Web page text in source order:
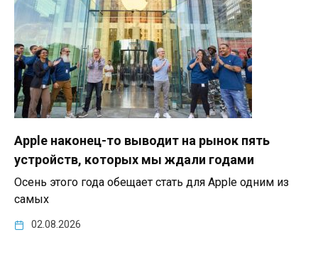
Apple наконец-то выводит на рынок пять
устройств, которых мы ждали годами
Осень этого года обещает стать для Apple одним из
самых
02.08.2026